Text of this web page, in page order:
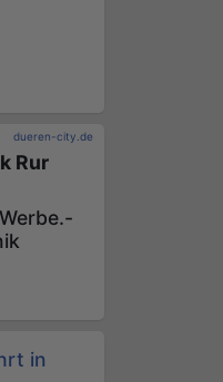
dueren-city.de
Rur
in